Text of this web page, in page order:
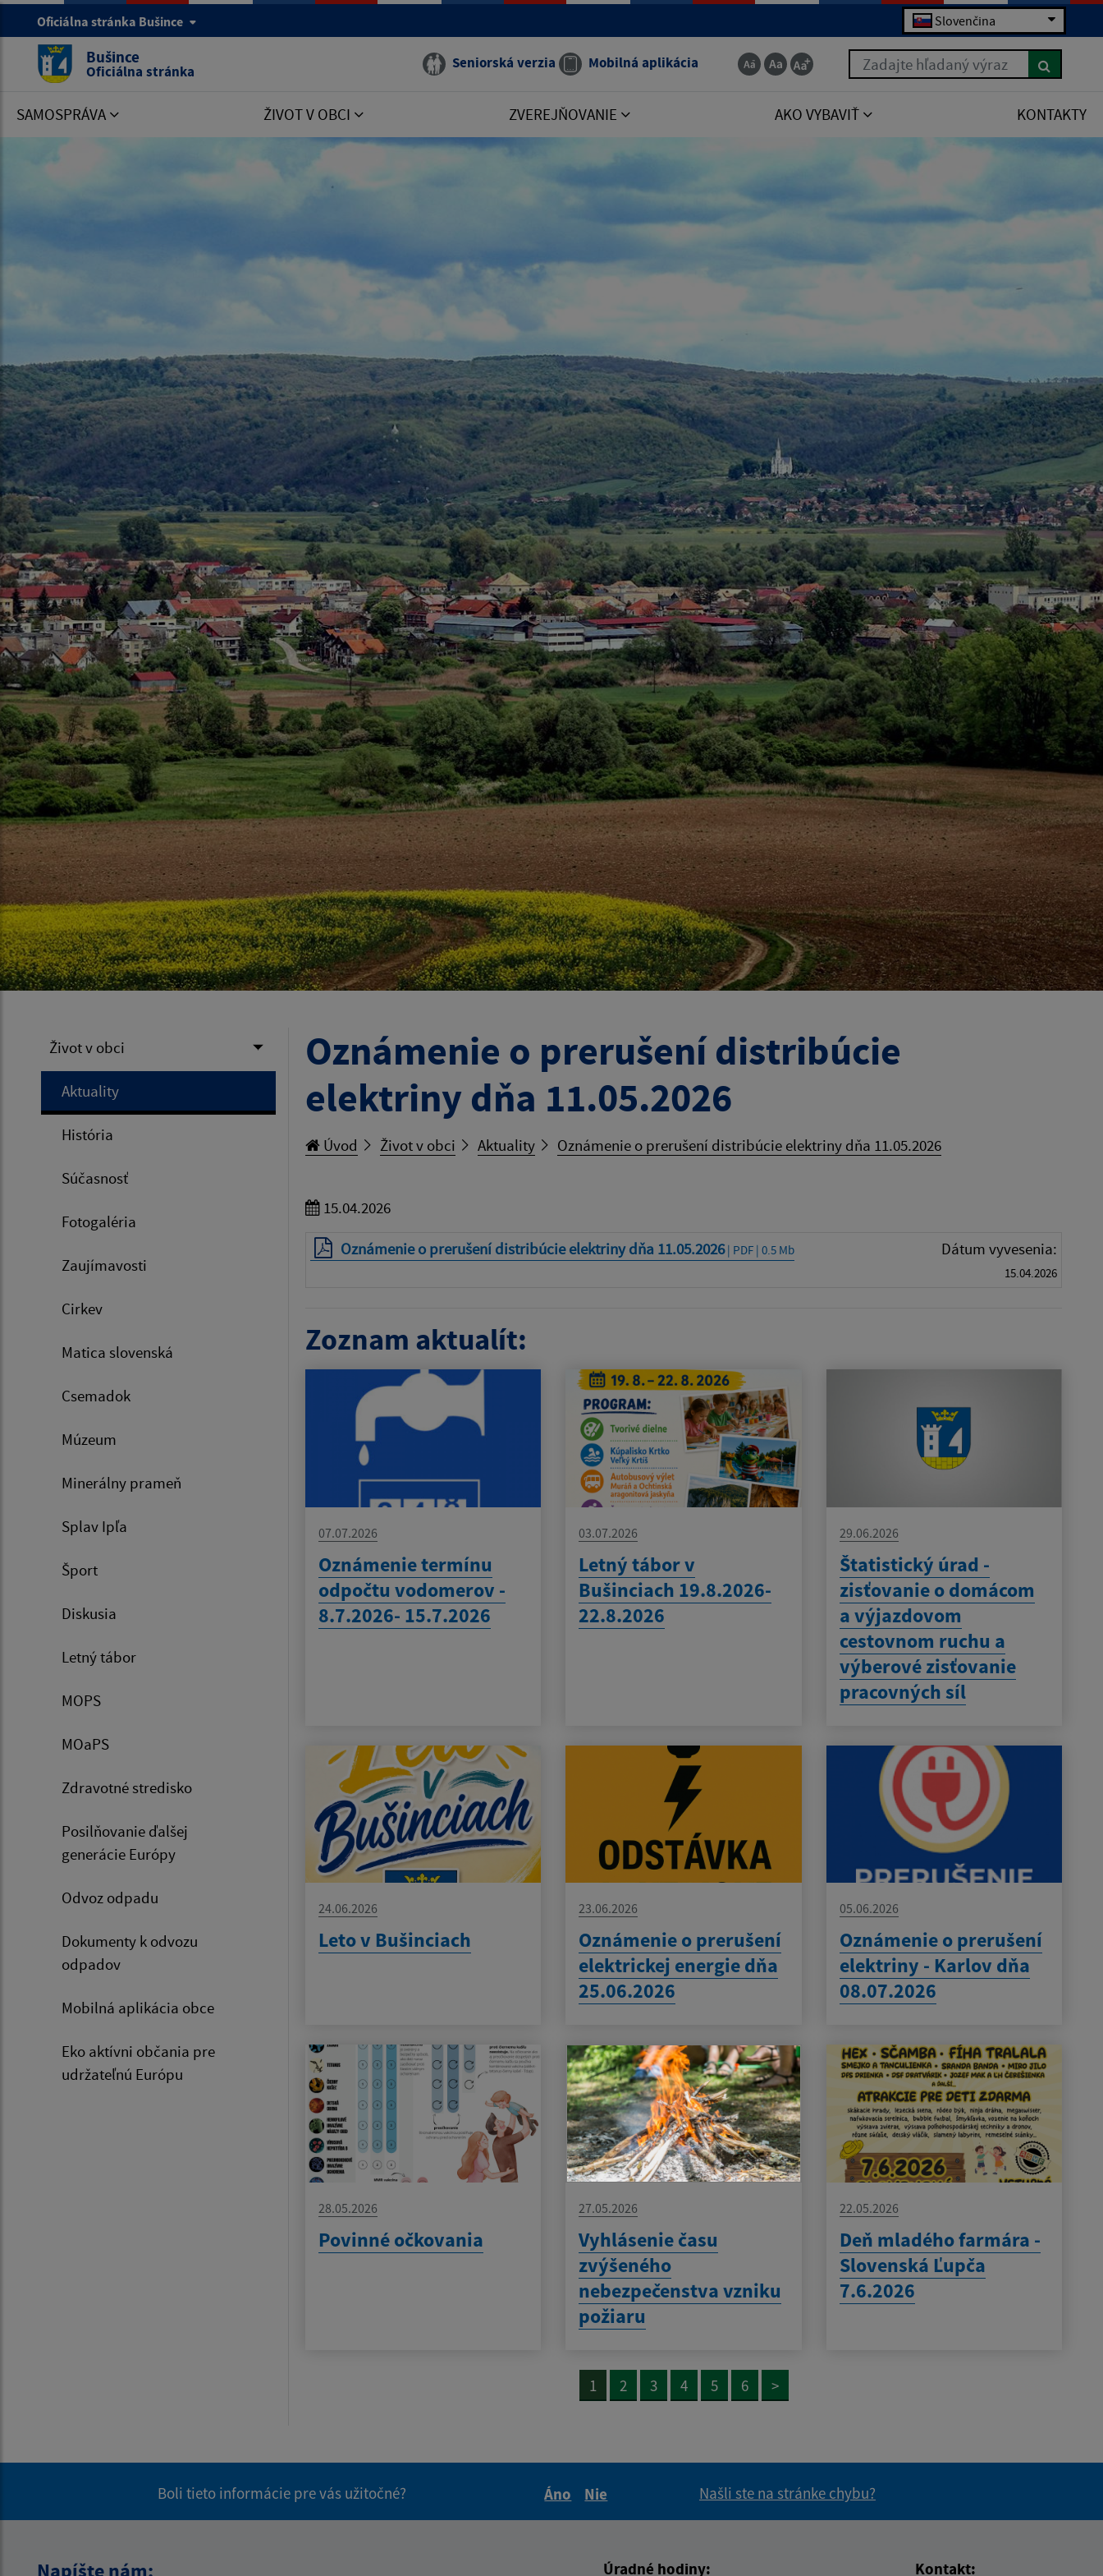
Oficiálna stránka Bušince Slovenčina
Bušince
Oficiálna stránka Seniorská verzia Mobilná aplikácia Zadajte hľadaný výraz
SAMOSPRÁVA ŽIVOT V OBCI ZVEREJŇOVANIE AKO VYBAVIŤ KONTAKTY
Život v obci
Aktuality
História
Súčasnosť
Fotogaléria
Zaujímavosti
Cirkev
Matica slovenská
Csemadok
Múzeum
Minerálny prameň
Splav Ipľa
Šport
Diskusia
Letný tábor
MOPS
MOaPS
Zdravotné stredisko
Posilňovanie ďalšej
generácie Európy
Odvoz odpadu
Dokumenty k odvozu
odpadov
Mobilná aplikácia obce
Eko aktívni občania pre
udržateľnú Európu
Oznámenie o prerušení distribúcie
elektriny dňa 11.05.2026
Úvod Život v obci Aktuality Oznámenie o prerušení distribúcie elektriny dňa 11.05.2026
15.04.2026
Oznámenie o prerušení distribúcie elektriny dňa 11.05.2026| PDF | 0.5 Mb Dátum vyvesenia:
15.04.2026
Zoznam aktualít:
07.07.2026
Oznámenie termínu
odpočtu vodomerov -
8.7.2026- 15.7.2026
03.07.2026
Letný tábor v
Bušinciach 19.8.2026-
22.8.2026
29.06.2026
Štatistický úrad -
zisťovanie o domácom
a výjazdovom
cestovnom ruchu a
výberové zisťovanie
pracovných síl
24.06.2026
Leto v Bušinciach
23.06.2026
Oznámenie o prerušení
elektrickej energie dňa
25.06.2026
05.06.2026
Oznámenie o prerušení
elektriny - Karlov dňa
08.07.2026
28.05.2026
Povinné očkovania
27.05.2026
Vyhlásenie času
zvýšeného
nebezpečenstva vzniku
požiaru
22.05.2026
Deň mladého farmára -
Slovenská Ľupča
7.6.2026
1 2 3 4 5 6 >
Boli tieto informácie pre vás užitočné?
Áno
Nie
Našli ste na stránke chybu?
Napíšte nám: Úradné hodiny: Kontakt: